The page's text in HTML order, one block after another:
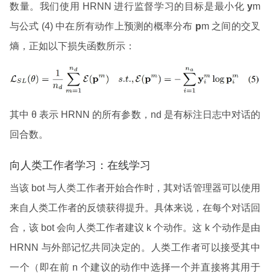
数量。我们使用 HRNN 进行监督学习的目标是最小化 ym
与公式 (4) 中在所有动作上预测的概率分布 pm 之间的交叉
熵，正如以下损失函数所示：
其中 θ 表示 HRNN 的所有参数，nd 是有标注日志中对话的
回合数。
向人类工作者学习：在线学习
当该 bot 与人类工作者开始合作时，其对话管理器可以使用
来自人类工作者的反馈获得提升。具体来说，在每个对话回
合，该 bot 会向人类工作者建议 k 个动作。这 k 个动作是由
HRNN 与外部记忆共同决定的。人类工作者可以接受其中
一个（即在前 n 个建议的动作中选择一个并直接将其用于